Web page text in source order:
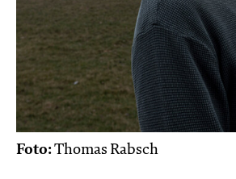
Foto:Thomas Rabsch